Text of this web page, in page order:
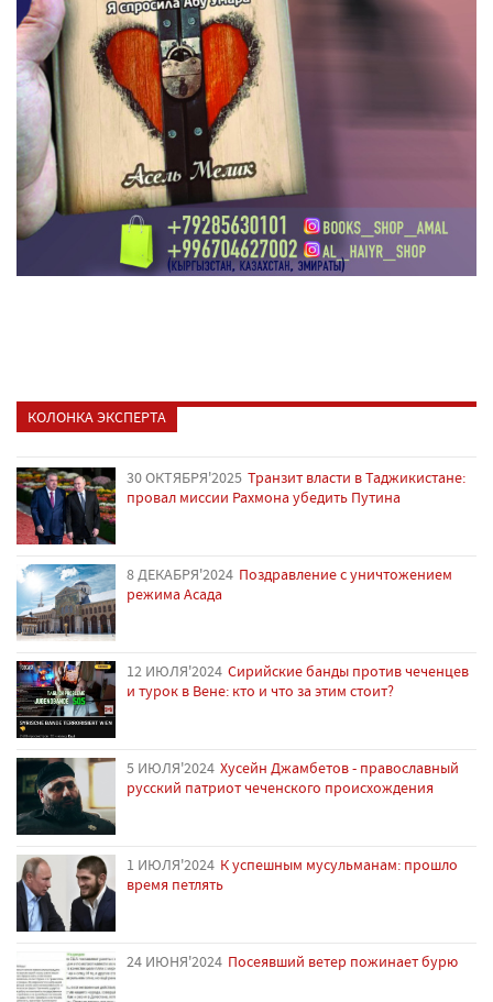
КОЛОНКА ЭКСПЕРТА
30 ОКТЯБРЯ'2025 Транзит власти в Таджикистане:
провал миссии Рахмона убедить Путина
8 ДЕКАБРЯ'2024 Поздравление с уничтожением
режима Асада
12 ИЮЛЯ'2024 Сирийские банды против чеченцев
и турок в Вене: кто и что за этим стоит?
5 ИЮЛЯ'2024 Хусейн Джамбетов - православный
русский патриот чеченского происхождения
1 ИЮЛЯ'2024 К успешным мусульманам: прошло
время петлять
24 ИЮНЯ'2024 Посеявший ветер пожинает бурю